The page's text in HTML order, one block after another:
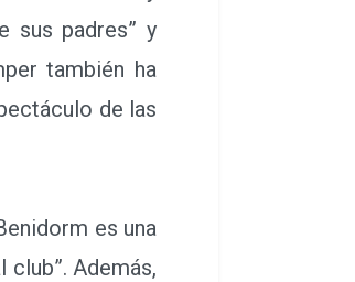
sus padres” y
también ha
de las
es una
club”. Además,